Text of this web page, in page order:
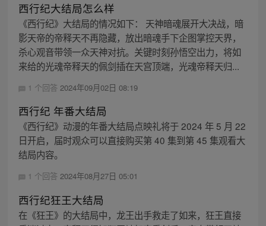
西行纪大结局怎么样
《西行纪》大结局的情况如下： 天神暗魂展开大决战，暗
影天帝的帝释天不再隐藏，放出暗魂手下企图掌控天界，
杀心观音带领一众天神对抗。关键时刻孙悟空出力，将如
来给的光魂帝释天的佩剑插在天宫顶端，光魂帝释天归...
1 个回答 2024年09月02日 08:19
西行纪 年番大结局
《西行纪》动漫的年番大结局点映礼将于 2024 年 5 月 22
日开启，届时观众可以直接购买第 40 集到第 45 集观看大
结局内容。
1 个回答 2024年08月27日 05:01
西行纪狂王大结局
在《狂王》的大结局中，龙王出手救走了如来，狂王直接